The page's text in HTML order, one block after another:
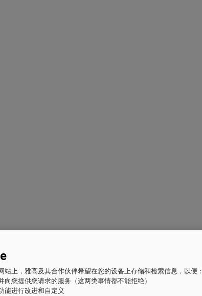
站上，雅高及其合作伙伴希望在您的设备上存储和检索信息，以便：
向您提供您请求的服务（这两类事情都不能拒绝）
能进行改进和自定义